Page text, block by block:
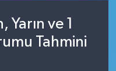
ve 1
Tahmini
Fikstür